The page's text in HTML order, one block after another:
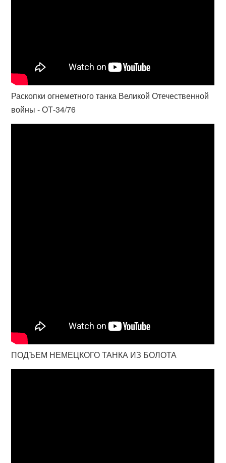
Раскопки огнеметного танка Великой Отечественной
войны - ОТ-34/76
ПОДЪЕМ НЕМЕЦКОГО ТАНКА ИЗ БОЛОТА